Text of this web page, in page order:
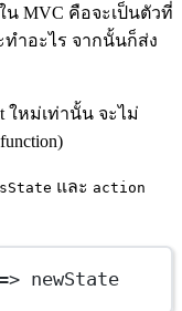
ใน MVC คือจะเป็นตัวที่
ทำอะไร จากนั้นก็ส่ง
ใหม่เท่านั้น จะไม่
และ action
newState